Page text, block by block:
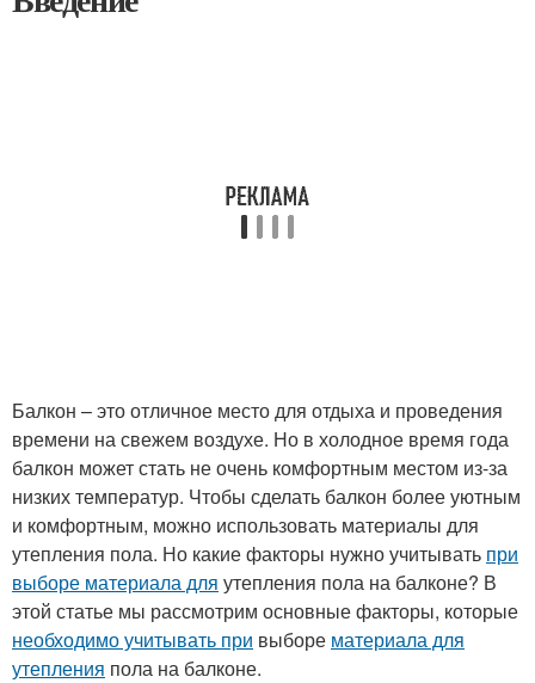
Балкон – это отличное место для отдыха и проведения
времени на свежем воздухе. Но в холодное время года
балкон может стать не очень комфортным местом из-за
низких температур. Чтобы сделать балкон более уютным
и комфортным, можно использовать материалы для
утепления пола. Но какие факторы нужно учитывать при
выборе материала для утепления пола на балконе? В
этой статье мы рассмотрим основные факторы, которые
необходимо учитывать при выборе материала для
утепления пола на балконе.